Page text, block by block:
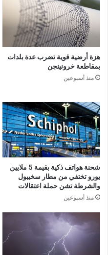
هزة أرضية قوية تضرب عدة بلدات
بمقاطعة خرونينجن
منذ أسبوعين
شحنة هواتف ذكية بقيمة 5 ملايين
يورو تختفي من مطار سخيبول
والشرطة تشن حملة اعتقالات
منذ أسبوعين